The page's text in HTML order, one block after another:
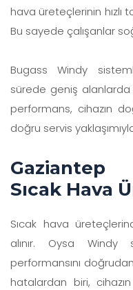
hava üreteçlerinin
Bu sayede çalışanlar
Bugass Windy
sürede geniş alanlarda
performans, cihazın
doğru servis
Sıcak Hava
Sıcak hava
alınır. Oysa Windy
performansını
hatalardan biri,